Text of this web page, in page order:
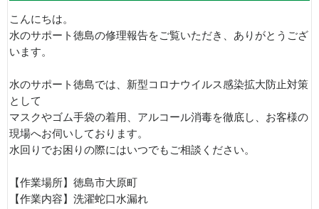
こんにちは。
水のサポート徳島の修理報告をご覧いただき、ありがとうござ
います。
水のサポート徳島では、新型コロナウイルス感染拡大防止対策
として
マスクやゴム手袋の着用、アルコール消毒を徹底し、お客様の
現場へお伺いしております。
水回りでお困りの際にはいつでもご相談ください。
【作業場所】徳島市大原町
【作業内容】洗濯蛇口水漏れ